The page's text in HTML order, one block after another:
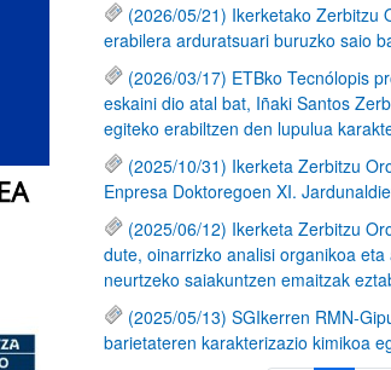
(2026/05/21) Ikerketako Zerbitzu
erabilera arduratsuari buruzko saio
(2026/03/17) ETBko Tecnólopis
eskaini dio atal bat, Iñaki Santos
egiteko erabiltzen den lupulua
(2025/10/31) Ikerketa Zerbitzu
Enpresa Doktoregoen XI.
(2025/06/12) Ikerketa Zerbitzu
dute, oinarrizko analisi organikoa
neurtzeko saiakuntzen emaitzak
(2025/05/13) SGIkerren RMN-
barietateren karakterizazio kimikoa